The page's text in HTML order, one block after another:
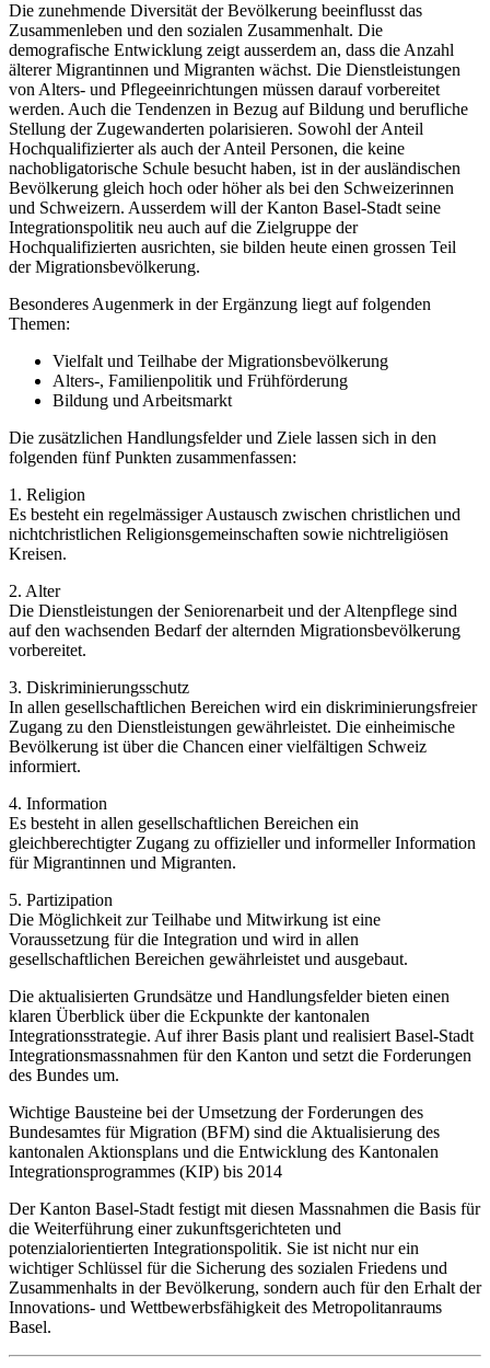
Die zunehmende Diversität der Bevölkerung beeinflusst das
Zusammenleben und den sozialen Zusammenhalt. Die
demografische Entwicklung zeigt ausserdem an, dass die Anzahl
älterer Migrantinnen und Migranten wächst. Die Dienstleistungen
von Alters- und Pflegeeinrichtungen müssen darauf vorbereitet
werden. Auch die Tendenzen in Bezug auf Bildung und berufliche
Stellung der Zugewanderten polarisieren. Sowohl der Anteil
Hochqualifizierter als auch der Anteil Personen, die keine
nachobligatorische Schule besucht haben, ist in der ausländischen
Bevölkerung gleich hoch oder höher als bei den Schweizerinnen
und Schweizern. Ausserdem will der Kanton Basel-Stadt seine
Integrationspolitik neu auch auf die Zielgruppe der
Hochqualifizierten ausrichten, sie bilden heute einen grossen Teil
der Migrationsbevölkerung.
Besonderes Augenmerk in der Ergänzung liegt auf folgenden
Themen:
Vielfalt und Teilhabe der Migrationsbevölkerung
Alters-, Familienpolitik und Frühförderung
Bildung und Arbeitsmarkt
Die zusätzlichen Handlungsfelder und Ziele lassen sich in den
folgenden fünf Punkten zusammenfassen:
1. Religion
Es besteht ein regelmässiger Austausch zwischen christlichen und
nichtchristlichen Religionsgemeinschaften sowie nichtreligiösen
Kreisen.
2. Alter
Die Dienstleistungen der Seniorenarbeit und der Altenpflege sind
auf den wachsenden Bedarf der alternden Migrationsbevölkerung
vorbereitet.
3. Diskriminierungsschutz
In allen gesellschaftlichen Bereichen wird ein diskriminierungsfreier
Zugang zu den Dienstleistungen gewährleistet. Die einheimische
Bevölkerung ist über die Chancen einer vielfältigen Schweiz
informiert.
4. Information
Es besteht in allen gesellschaftlichen Bereichen ein
gleichberechtigter Zugang zu offizieller und informeller Information
für Migrantinnen und Migranten.
5. Partizipation
Die Möglichkeit zur Teilhabe und Mitwirkung ist eine
Voraussetzung für die Integration und wird in allen
gesellschaftlichen Bereichen gewährleistet und ausgebaut.
Die aktualisierten Grundsätze und Handlungsfelder bieten einen
klaren Überblick über die Eckpunkte der kantonalen
Integrationsstrategie. Auf ihrer Basis plant und realisiert Basel-Stadt
Integrationsmassnahmen für den Kanton und setzt die Forderungen
des Bundes um.
Wichtige Bausteine bei der Umsetzung der Forderungen des
Bundesamtes für Migration (BFM) sind die Aktualisierung des
kantonalen Aktionsplans und die Entwicklung des Kantonalen
Integrationsprogrammes (KIP) bis 2014
Der Kanton Basel-Stadt festigt mit diesen Massnahmen die Basis für
die Weiterführung einer zukunftsgerichteten und
potenzialorientierten Integrationspolitik. Sie ist nicht nur ein
wichtiger Schlüssel für die Sicherung des sozialen Friedens und
Zusammenhalts in der Bevölkerung, sondern auch für den Erhalt der
Innovations- und Wettbewerbsfähigkeit des Metropolitanraums
Basel.